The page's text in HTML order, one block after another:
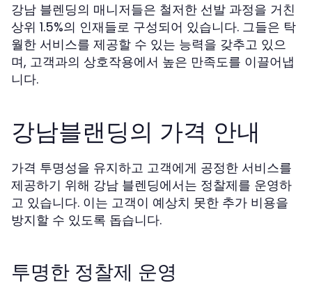
강남 블렌딩의 매니저들은 철저한 선발 과정을 거친
상위 1.5%의 인재들로 구성되어 있습니다. 그들은 탁
월한 서비스를 제공할 수 있는 능력을 갖추고 있으
며, 고객과의 상호작용에서 높은 만족도를 이끌어냅
니다.
강남블랜딩의 가격 안내
가격 투명성을 유지하고 고객에게 공정한 서비스를
제공하기 위해 강남 블렌딩에서는 정찰제를 운영하
고 있습니다. 이는 고객이 예상치 못한 추가 비용을
방지할 수 있도록 돕습니다.
투명한 정찰제 운영